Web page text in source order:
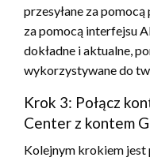
przesyłane za
za pomocą interfejsu
dokładne i aktualne,
wykorzystywane do
Krok 3: Połącz
Center z kontem
Kolejnym krokiem jest